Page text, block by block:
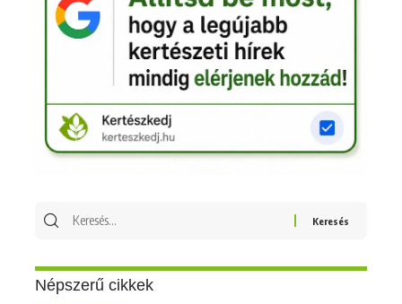
Keresés
Népszerű cikkek